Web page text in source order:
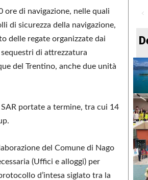
di navigazione, nelle quali
di sicurezza della navigazione,
delle regate organizzate dai
di attrezzatura
del Trentino, anche due unità
portate a termine, tra cui 14
del Comune di Nago
(Uffici e alloggi) per
d’intesa siglato tra la